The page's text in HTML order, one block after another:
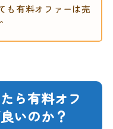
も有料オファーは売
ら有料オフ
いのか？